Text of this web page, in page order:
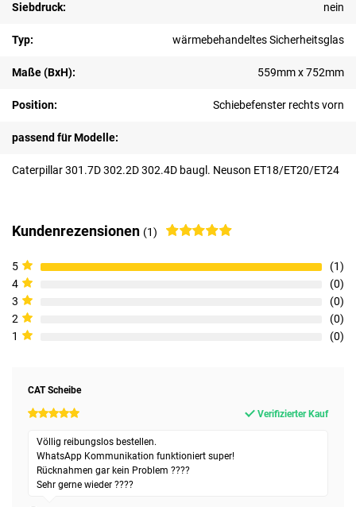
Siebdruck: nein
Typ: wärmebehandeltes Sicherheitsglas
Maße (BxH): 559mm x 752mm
Position: Schiebefenster rechts vorn
passend für Modelle:
Caterpillar 301.7D 302.2D 302.4D baugl. Neuson ET18/ET20/ET24
Kundenrezensionen (1)
5
1
4
0
3
0
2
0
1
0
CAT Scheibe
Verifizierter Kauf
Völlig reibungslos bestellen.
WhatsApp Kommunikation funktioniert super!
Rücknahmen gar kein Problem ????
Sehr gerne wieder ????